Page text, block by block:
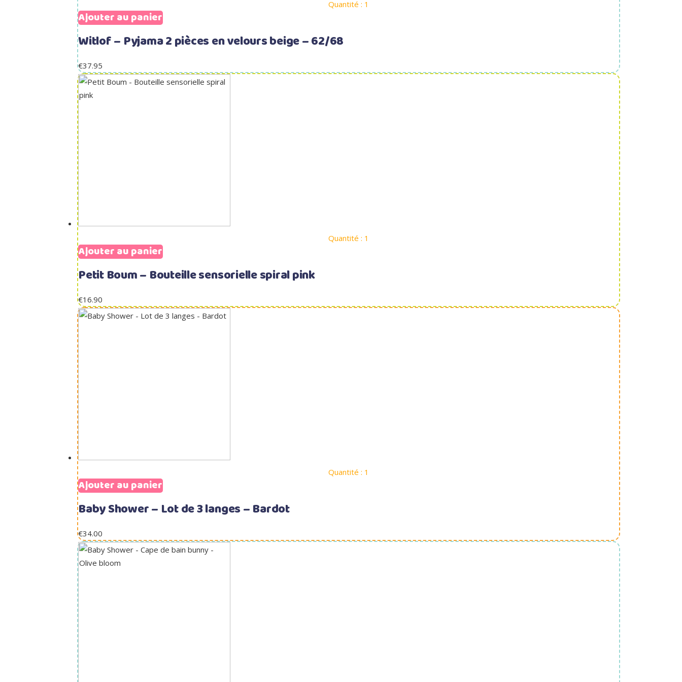
Quantité : 1
Ajouter au panier
Witlof – Pyjama 2 pièces en velours beige – 62/68
€37.95
Quantité : 1
Ajouter au panier
Petit Boum – Bouteille sensorielle spiral pink
€16.90
Quantité : 1
Ajouter au panier
Baby Shower – Lot de 3 langes – Bardot
€34.00